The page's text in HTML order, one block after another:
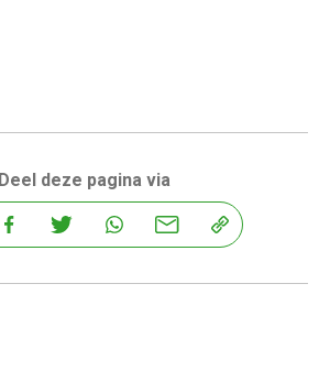
Deel deze pagina via